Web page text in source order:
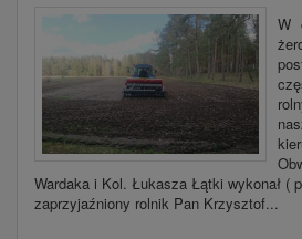
W
Wardaka i Kol. Łukasza Łątki wykonał (
zaprzyjaźniony rolnik Pan Krzysztof...